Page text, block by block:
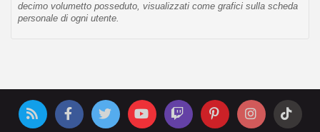
decimo volumetto posseduto, visualizzati come grafici sulla scheda
personale di ogni utente.